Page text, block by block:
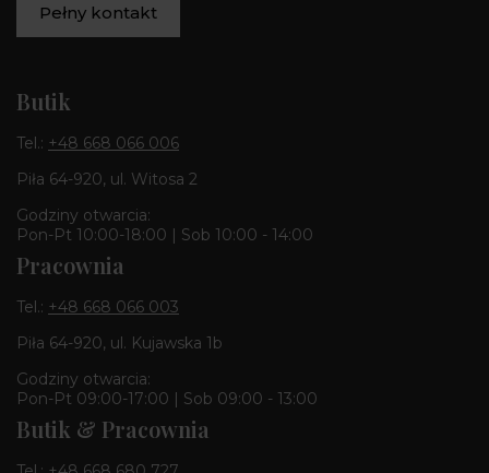
Pełny kontakt
Butik
Tel.: +48 668 066 006
Piła 64-920, ul. Witosa 2
Godziny otwarcia:
Pon-Pt 10:00-18:00 | Sob 10:00 - 14:00
Pracownia
Tel.: +48 668 066 003
Piła 64-920, ul. Kujawska 1b
Godziny otwarcia:
Pon-Pt 09:00-17:00 | Sob 09:00 - 13:00
Butik & Pracownia